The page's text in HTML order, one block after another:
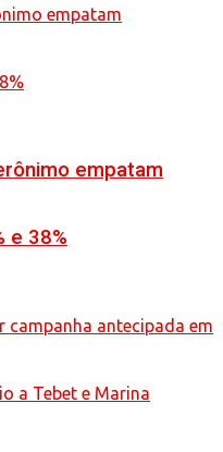
empatam
e 38%